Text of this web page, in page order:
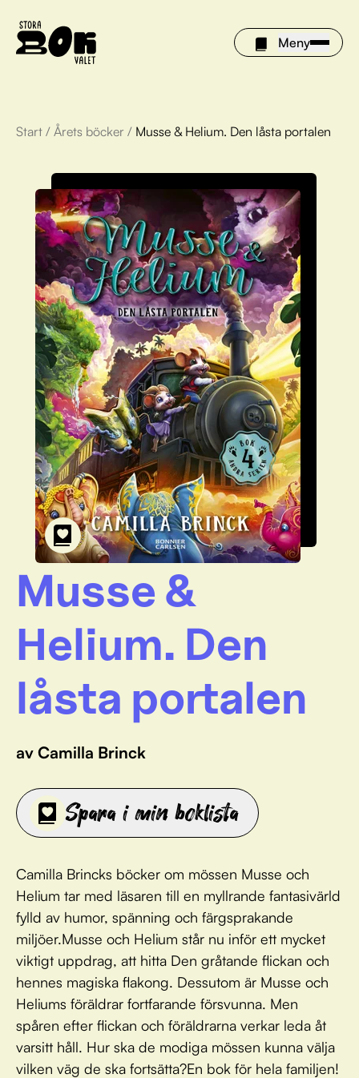
Meny
Årets böcker
Om Stora bokvalet
Olivia tipsar
Vinnare
FAQ
För bibliotek
Start / Årets böcker / Musse & Helium. Den låsta portalen
Musse &
Helium. Den
låsta portalen
av Camilla Brinck
Spara i min boklista
Camilla Brincks böcker om mössen Musse och
Helium tar med läsaren till en myllrande fantasivärld
fylld av humor, spänning och färgsprakande
miljöer.Musse och Helium står nu inför ett mycket
viktigt uppdrag, att hitta Den gråtande flickan och
hennes magiska flakong. Dessutom är Musse och
Heliums föräldrar fortfarande försvunna. Men
spåren efter flickan och föräldrarna verkar leda åt
varsitt håll. Hur ska de modiga mössen kunna välja
vilken väg de ska fortsätta?En bok för hela familjen!